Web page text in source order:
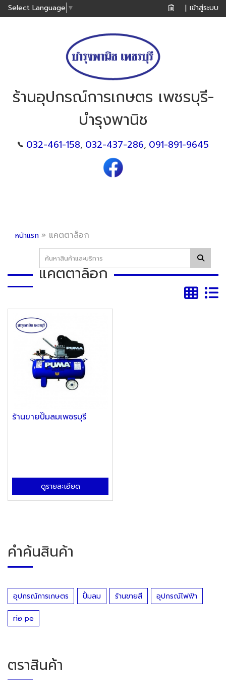
Select Language ▼ | เข้าสู่ระบบ
ร้านอุปกรณ์การเกษตร เพชรบุรี-
บำรุงพานิช
032-461-158, 032-437-286, 091-891-9645
หน้าแรก » แคตตาล็อก
แคตตาล็อก
ร้านขายปั๊มลมเพชรบุรี
ดูรายละเอียด
คำค้นสินค้า
อุปกรณ์การเกษตร ปั้มลม ร้านขายสี อุปกรณ์ไฟฟ้า
ท่อ pe
ตราสินค้า